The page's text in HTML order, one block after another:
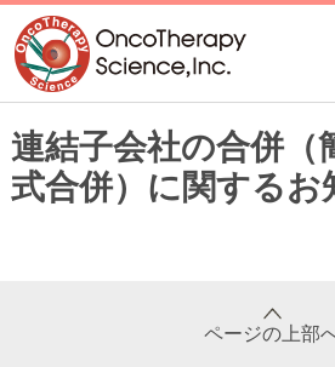
連結子会社の合併（
式合併）に関するお
ページの上部